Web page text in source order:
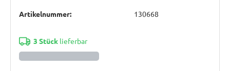
Artikelnummer: 130668
3 Stücklieferbar